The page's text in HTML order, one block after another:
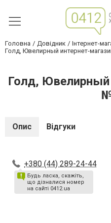
Головна Довідник Інтернет-
Голд, Ювелирный интернет-
Голд, Ювелирный
Опис Відгуки
+380 (44) 289-24-44
Будь ласка, скажіть,
що дізналися номер
на сайті 0412.ua